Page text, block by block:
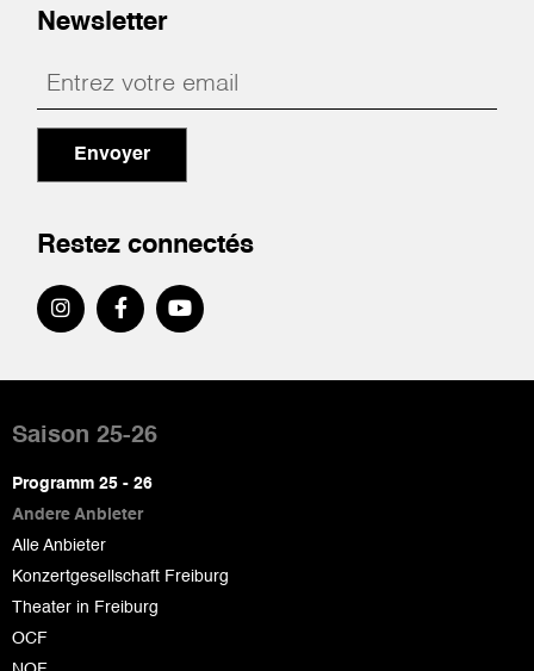
Newsletter
Envoyer
Restez connectés
de
page
Saison 25-26
Programm 25 - 26
Andere Anbieter
Alle Anbieter
Konzertgesellschaft Freiburg
Theater in Freiburg
OCF